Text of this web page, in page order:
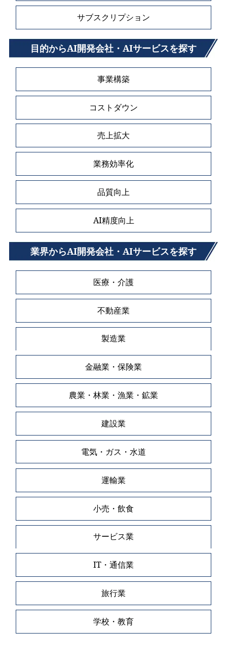
サブスクリプション
目的からAI開発会社・AIサービスを探す
事業構築
コストダウン
売上拡大
業務効率化
品質向上
AI精度向上
業界からAI開発会社・AIサービスを探す
医療・介護
不動産業
製造業
金融業・保険業
農業・林業・漁業・鉱業
建設業
電気・ガス・水道
運輸業
小売・飲食
サービス業
IT・通信業
旅行業
学校・教育